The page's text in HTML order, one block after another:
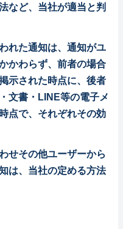
など、当社が適当と判
れた通知は、通知がユ
かわらず、前者の場合
示された時点に、後者
文書・LINE等の電子メ
点で、それぞれその効
せその他ユーザーから
は、当社の定める方法